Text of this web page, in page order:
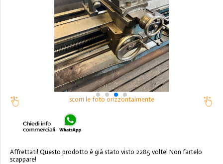
scorri le foto orizzontalmente
Affrettati! Questo prodotto è già stato visto 2285 volte! Non fartelo
scappare!